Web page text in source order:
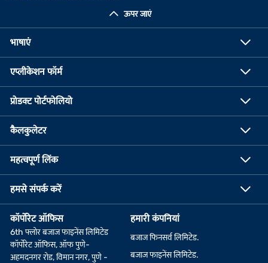
ऊपर जाएं
भाषाएं
एप्लीकेशन फॉर्म
प्रोडक्ट पोर्टफोलियो
कैलकुलेटर
महत्वपूर्ण लिंक
हमसे संपर्क करें
कॉर्पोरेट ऑफिस
6th फ्लोर बजाज फाइनेंस लिमिटेड
कॉर्पोरेट ऑफिस, ऑफ पुणे-
अहमदनगर रोड, विमान नगर, पुणे -
हमारी कंपनियां
बजाज फिनसर्व लिमिटेड.
बजाज फाइनेंस लिमिटेड.